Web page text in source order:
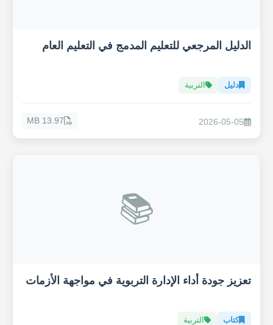
الدليل المرجعي للتعليم المدمج في التعليم العام
دليل التربية
2026-05-05
13.97 MB
📚
تعزيز جودة أداء الإدارة التربوية في مواجهة الأزمات
كتاب التربية